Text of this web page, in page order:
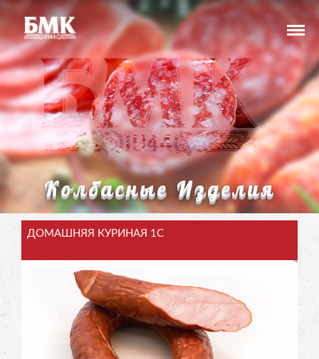
Колбасные Изделия
ДОМАШНЯЯ КУРИНАЯ 1С